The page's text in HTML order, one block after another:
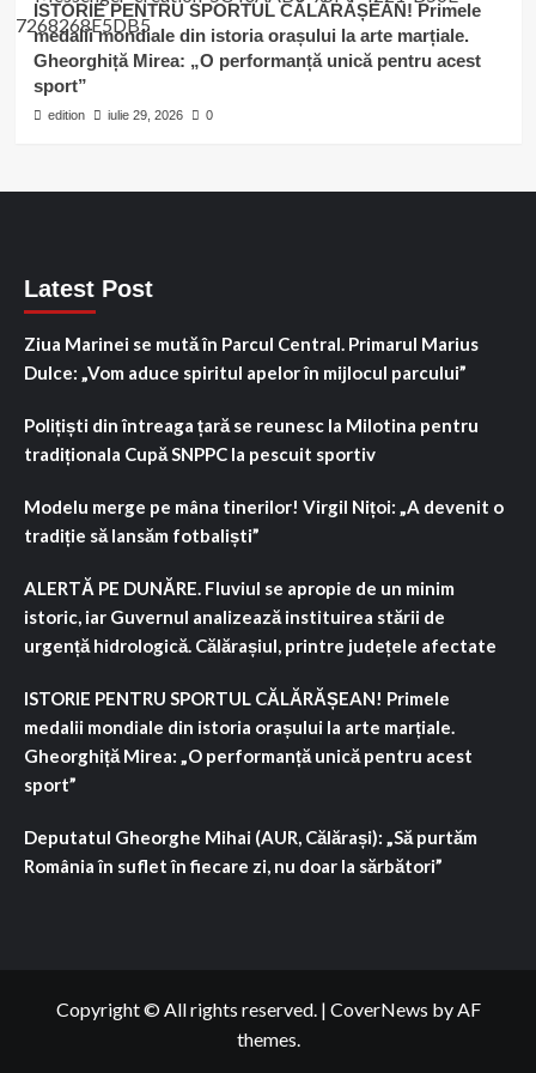
ISTORIE PENTRU SPORTUL CĂLĂRĂȘEAN! Primele
medalii mondiale din istoria orașului la arte marțiale.
Gheorghiță Mirea: „O performanță unică pentru acest
sport”
edition iulie 29, 2026 0
Latest Post
Ziua Marinei se mută în Parcul Central. Primarul Marius
Dulce: „Vom aduce spiritul apelor în mijlocul parcului”
Polițiști din întreaga țară se reunesc la Milotina pentru
tradiționala Cupă SNPPC la pescuit sportiv
Modelu merge pe mâna tinerilor! Virgil Nițoi: „A devenit o
tradiție să lansăm fotbaliști”
ALERTĂ PE DUNĂRE. Fluviul se apropie de un minim
istoric, iar Guvernul analizează instituirea stării de
urgență hidrologică. Călărașiul, printre județele afectate
ISTORIE PENTRU SPORTUL CĂLĂRĂȘEAN! Primele
medalii mondiale din istoria orașului la arte marțiale.
Gheorghiță Mirea: „O performanță unică pentru acest
sport”
Deputatul Gheorghe Mihai (AUR, Călărași): „Să purtăm
România în suflet în fiecare zi, nu doar la sărbători”
Copyright © All rights reserved. | CoverNews by AF
themes.